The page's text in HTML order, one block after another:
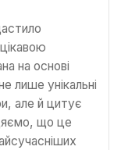
на основі
лише унікальні
але й цитує
що це